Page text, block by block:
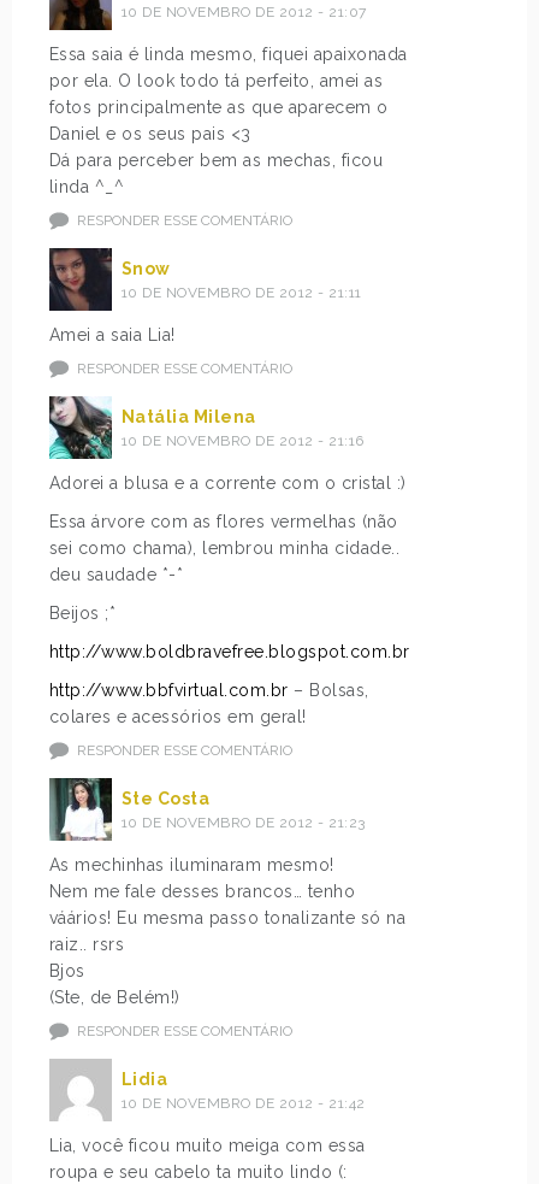
10 DE NOVEMBRO DE 2012 - 21:07
Essa saia é linda mesmo, fiquei apaixonada
por ela. O look todo tá perfeito, amei as
fotos principalmente as que aparecem o
Daniel e os seus pais <3
Dá para perceber bem as mechas, ficou
linda ^_^
RESPONDER ESSE COMENTÁRIO
Snow
10 DE NOVEMBRO DE 2012 - 21:11
Amei a saia Lia!
RESPONDER ESSE COMENTÁRIO
Natália Milena
10 DE NOVEMBRO DE 2012 - 21:16
Adorei a blusa e a corrente com o cristal :)
Essa árvore com as flores vermelhas (não
sei como chama), lembrou minha cidade..
deu saudade *-*
Beijos ;*
http://www.boldbravefree.blogspot.com.br
http://www.bbfvirtual.com.br – Bolsas,
colares e acessórios em geral!
RESPONDER ESSE COMENTÁRIO
Ste Costa
10 DE NOVEMBRO DE 2012 - 21:23
As mechinhas iluminaram mesmo!
Nem me fale desses brancos… tenho
váários! Eu mesma passo tonalizante só na
raiz.. rsrs
Bjos
(Ste, de Belém!)
RESPONDER ESSE COMENTÁRIO
Lidia
10 DE NOVEMBRO DE 2012 - 21:42
Lia, você ficou muito meiga com essa
roupa e seu cabelo ta muito lindo (: